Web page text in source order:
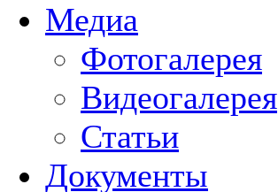
Медиа
Фотогалерея
Видеогалерея
Статьи
Документы